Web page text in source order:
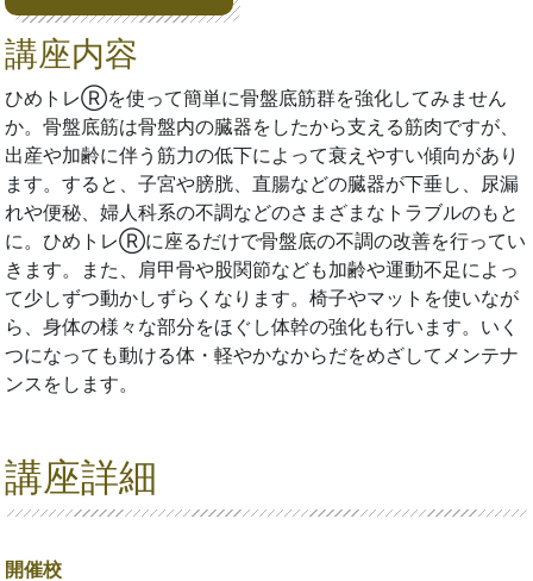
講座内容
ひめトレⓇを使って簡単に骨盤底筋群を強化してみません
か。骨盤底筋は骨盤内の臓器をしたから支える筋肉ですが、
出産や加齢に伴う筋力の低下によって衰えやすい傾向があり
ます。すると、子宮や膀胱、直腸などの臓器が下垂し、尿漏
れや便秘、婦人科系の不調などのさまざまなトラブルのもと
に。ひめトレⓇに座るだけで骨盤底の不調の改善を行ってい
きます。また、肩甲骨や股関節なども加齢や運動不足によっ
て少しずつ動かしずらくなります。椅子やマットを使いなが
ら、身体の様々な部分をほぐし体幹の強化も行います。いく
つになっても動ける体・軽やかなからだをめざしてメンテナ
ンスをします。
講座詳細
開催校